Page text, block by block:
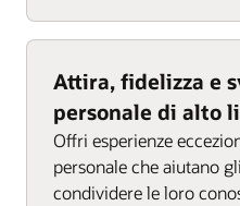
Attira, fidelizza e
personale di alto
Offri esperienze
personale che aiutano
condividere le loro